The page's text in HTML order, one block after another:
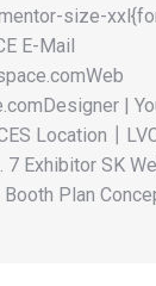
size-
E-Mail
|
7 Exhibitor SK
Plan